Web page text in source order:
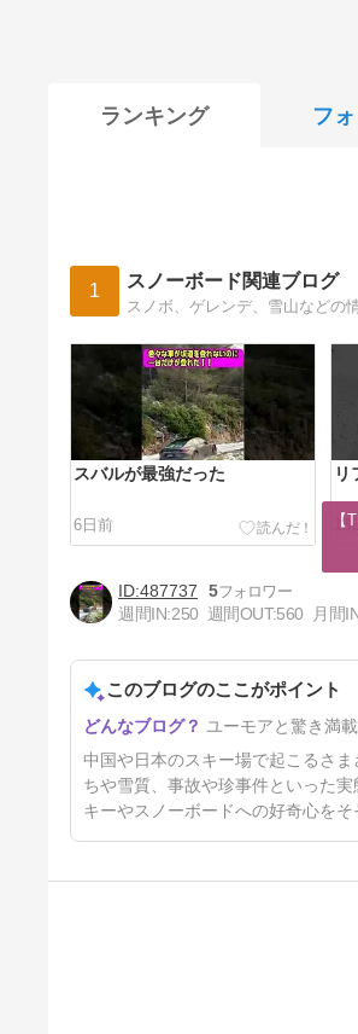
ランキング フ
1 スノーボード関連ブログ
スノボ、ゲレンデ、雪山などの
スバルが最強だった
6日前
リ
中国のスキー事情
34日前
487737
5
週間IN:250 週間OUT:560 月間
このブログのここがポイント
ユーモアと驚き満
中国や日本のスキー場で起こるさ
ちや雪質、事故や珍事件といった
キーやスノーボードへの好奇心をそ
【